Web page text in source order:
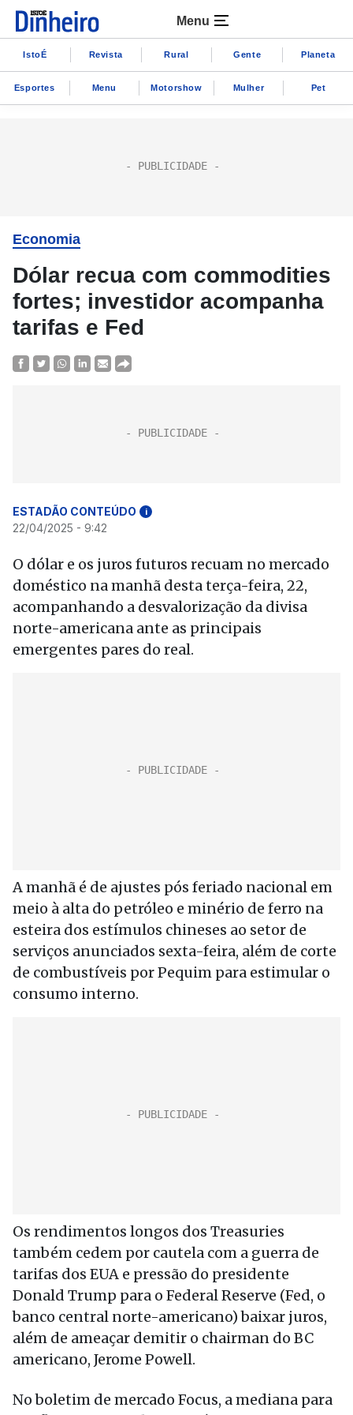
Menu
IstoÉ Revista Rural Gente Planeta
Esportes Menu Motorshow Mulher Pet
Economia
Dólar recua com commodities
fortes; investidor acompanha
tarifas e Fed
ESTADÃO CONTEÚDO i
22/04/2025 - 9:42
O dólar e os juros futuros recuam no mercado
doméstico na manhã desta terça-feira, 22,
acompanhando a desvalorização da divisa
norte-americana ante as principais
emergentes pares do real.
A manhã é de ajustes pós feriado nacional em
meio à alta do petróleo e minério de ferro na
esteira dos estímulos chineses ao setor de
serviços anunciados sexta-feira, além de corte
de combustíveis por Pequim para estimular o
consumo interno.
Os rendimentos longos dos Treasuries
também cedem por cautela com a guerra de
tarifas dos EUA e pressão do presidente
Donald Trump para o Federal Reserve (Fed, o
banco central norte-americano) baixar juros,
além de ameaçar demitir o chairman do BC
americano, Jerome Powell.
No boletim de mercado Focus, a mediana para